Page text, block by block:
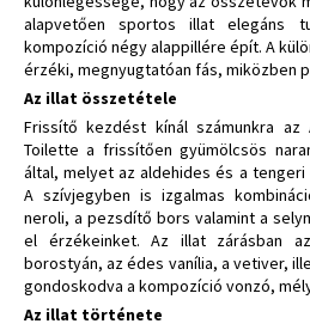
alapvetően sportos illat elegáns
kompozíció négy alappillére épít. A
érzéki, megnyugtatóan fás, miközben
Az illat összetétele
Frissítő kezdést kínál számunkra
Toilette a frissítően gyümölcsös
által, melyet az aldehides és a
A szívjegyben is izgalmas
neroli, a pezsdítő bors valamint a
el érzékeinket. Az illat zárásban
borostyán, az édes vanília, a vetiver,
gondoskodva a kompozíció vonzó,
Az illat története